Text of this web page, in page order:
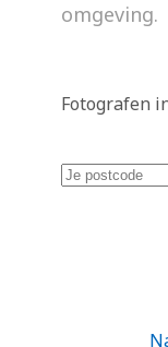
omgeving.
Fotografen